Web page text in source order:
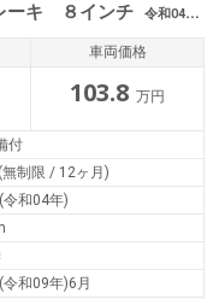
ーキ ８インチ 令和04年（2022年） 5.4万km 滋賀県大津市
車両価格
103.8 万円
付
(無制限 / 12ヶ月)
和04年)
和09年)6月